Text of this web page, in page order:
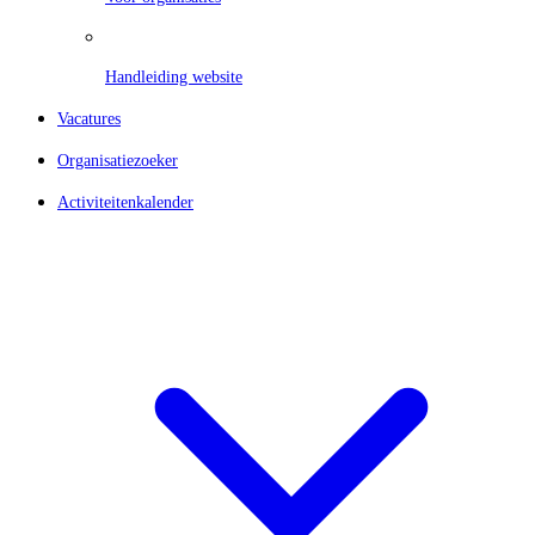
Handleiding website
Vacatures
Organisatiezoeker
Activiteitenkalender